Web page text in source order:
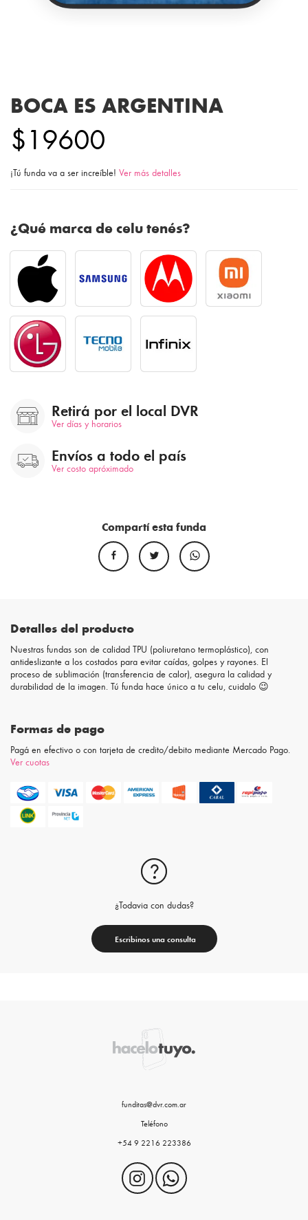
BOCA ES ARGENTINA
$19600
¡Tú funda va a ser increíble! Ver más detalles
¿Qué marca de celu tenés?
Retirá por el local DVR
Ver días y horarios
Envíos a todo el país
Ver costo apróximado
Compartí esta funda
Detalles del producto
Nuestras fundas son de calidad TPU (poliuretano termoplástico), con
antideslizante a los costados para evitar caídas, golpes y rayones. El
proceso de sublimación (transferencia de calor), asegura la calidad y
durabilidad de la imagen. Tú funda hace único a tu celu, cuidalo 😉
Formas de pago
Pagá en efectivo o con tarjeta de credito/debito mediante Mercado Pago.
Ver cuotas
¿Todavia con dudas?
Escribinos una consulta
funditas@dvr.com.ar
Teléfono
+54 9 2216 223386